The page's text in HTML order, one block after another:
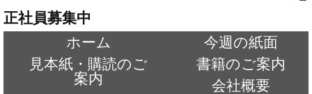
正社員募集中
ホーム
今週の紙面
見本紙・購読のご
案内
書籍のご案内
会社概要